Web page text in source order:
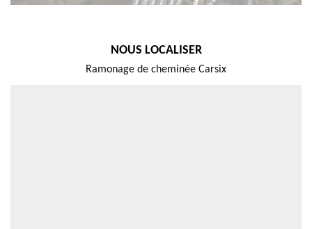
NOUS LOCALISER
Ramonage de cheminée Carsix